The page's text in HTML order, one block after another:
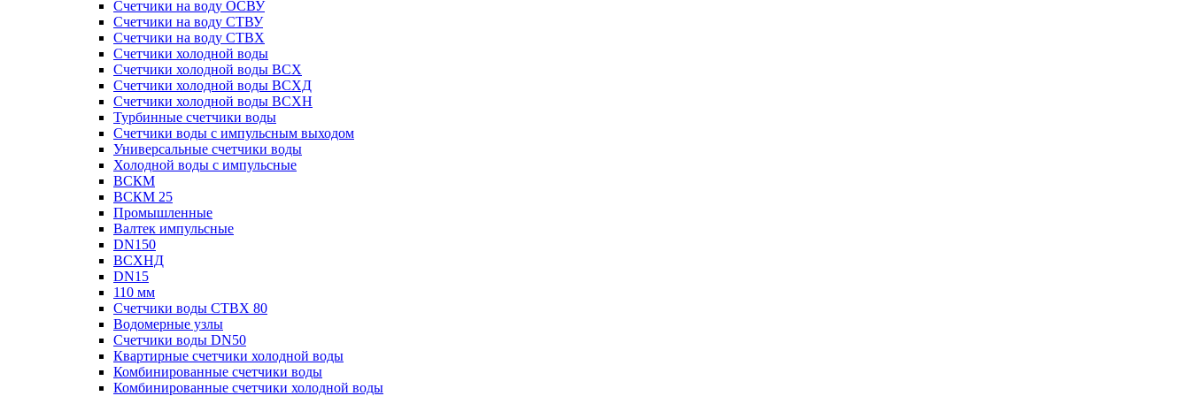
Счетчики на воду ОСВУ
Счетчики на воду СТВУ
Счетчики на воду СТВХ
Счетчики холодной воды
Счетчики холодной воды ВСХ
Счетчики холодной воды ВСХД
Счетчики холодной воды ВСХН
Турбинные счетчики воды
Счетчики воды с импульсным выходом
Универсальные счетчики воды
Холодной воды с импульсные
ВСКМ
ВСКМ 25
Промышленные
Валтек импульсные
DN150
ВСХНД
DN15
110 мм
Счетчики воды СТВХ 80
Водомерные узлы
Счетчики воды DN50
Квартирные счетчики холодной воды
Комбинированные счетчики воды
Комбинированные счетчики холодной воды